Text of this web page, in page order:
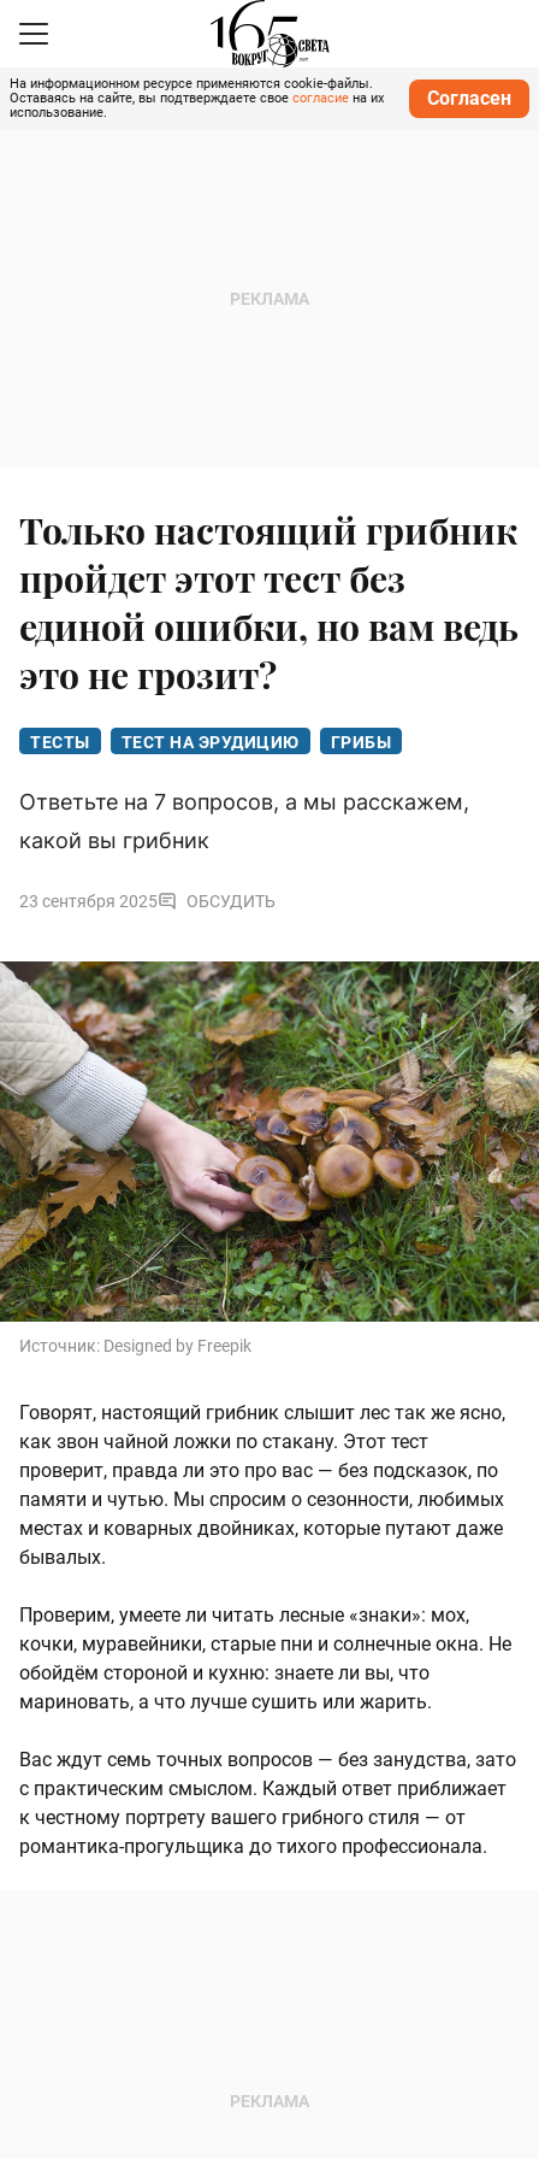
На информационном ресурсе применяются cookie-файлы.
Оставаясь на сайте, вы подтверждаете свое согласие на их
использование.
Согласен
Только настоящий грибник
пройдет этот тест без
единой ошибки, но вам ведь
это не грозит?
ТЕСТЫ ТЕСТ НА ЭРУДИЦИЮ ГРИБЫ
Ответьте на 7 вопросов, а мы расскажем,
какой вы грибник
23 сентября 2025 ОБСУДИТЬ
Источник: Designed by Freepik
Говорят, настоящий грибник слышит лес так же ясно,
как звон чайной ложки по стакану. Этот тест
проверит, правда ли это про вас — без подсказок, по
памяти и чутью. Мы спросим о сезонности, любимых
местах и коварных двойниках, которые путают даже
бывалых.
Проверим, умеете ли читать лесные «знаки»: мох,
кочки, муравейники, старые пни и солнечные окна. Не
обойдём стороной и кухню: знаете ли вы, что
мариновать, а что лучше сушить или жарить.
Вас ждут семь точных вопросов — без занудства, зато
с практическим смыслом. Каждый ответ приближает
к честному портрету вашего грибного стиля — от
романтика-прогульщика до тихого профессионала.